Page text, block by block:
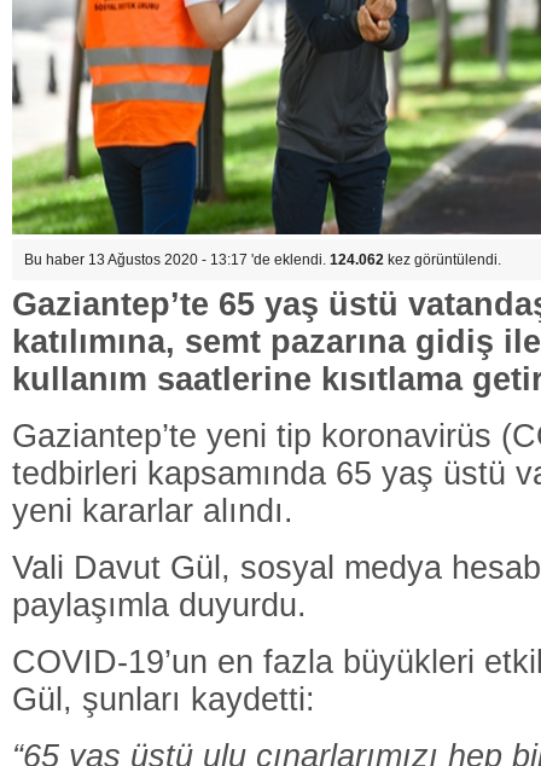
Bu haber 13 Ağustos 2020 - 13:17 'de eklendi. 124.062 kez görüntülendi.
Gaziantep’te 65 yaş üstü
katılımına, semt pazarına gidiş
kullanım saatlerine kısıtlama
Gaziantep’te yeni tip koronavirüs
tedbirleri kapsamında 65 yaş üstü
yeni kararlar alındı.
Vali Davut Gül, sosyal medya
paylaşımla duyurdu.
COVID-19’un en fazla büyükleri
Gül, şunları kaydetti:
“65 yaş üstü ulu çınarlarımızı hep